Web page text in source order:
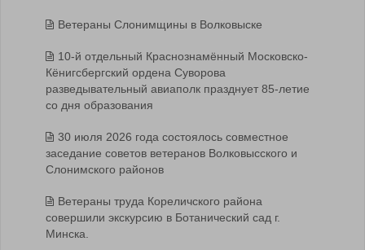
Ветераны Слонимщины в Волковыске
10-й отдельный Краснознамённый Московско-
Кёнигсбергский ордена Суворова
разведывательный авиаполк празднует 85-летие
со дня образования
30 июля 2026 года состоялось совместное
заседание советов ветеранов Волковысского и
Слонимского районов
Ветераны труда Кореличского района
совершили экскурсию в Ботанический сад г.
Минска.